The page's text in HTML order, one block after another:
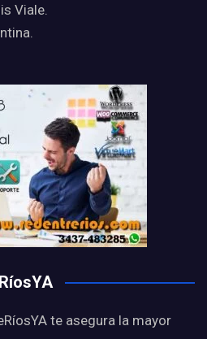
Viale.
te asegura la mayor